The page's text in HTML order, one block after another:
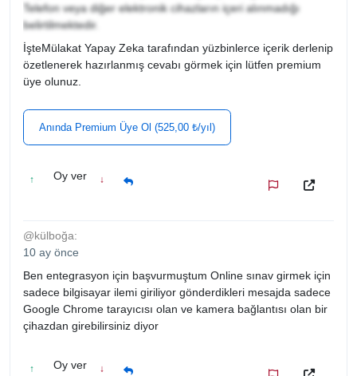
Telefon veya diğer elektronik cihazların içeri alınmadığı
belirtilmektedir.
İşteMülakat Yapay Zeka tarafından yüzbinlerce içerik derlenip
özetlenerek hazırlanmış cevabı görmek için lütfen premium
üye olunuz.
Anında Premium Üye Ol (525,00 ₺/yıl)
↑ Oy ver ↓
@külboğa:
10 ay önce
Ben entegrasyon için başvurmuştum Online sınav girmek için
sadece bilgisayar ilemi giriliyor gönderdikleri mesajda sadece
Google Chrome tarayıcısı olan ve kamera bağlantısı olan bir
çihazdan girebilirsiniz diyor
↑ Oy ver ↓